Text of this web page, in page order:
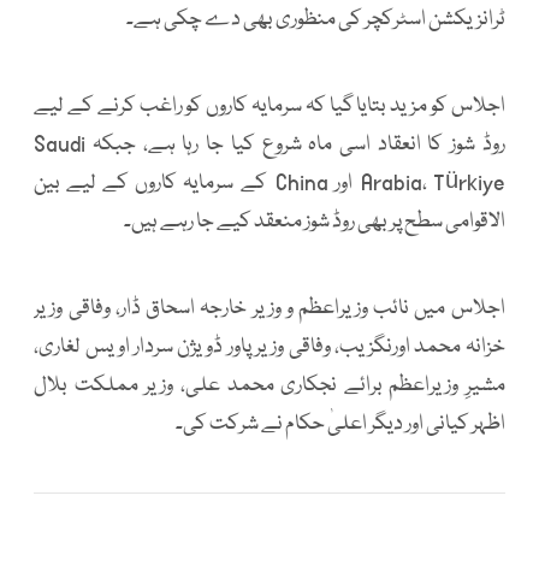
ٹرانزیکشن اسٹرکچر کی منظوری بھی دے چکی ہے۔
اجلاس کو مزید بتایا گیا کہ سرمایہ کاروں کو راغب کرنے کے لیے
روڈ شوز کا انعقاد اسی ماہ شروع کیا جا رہا ہے، جبکہ Saudi
Arabia، Türkiye اور China کے سرمایہ کاروں کے لیے بین
الاقوامی سطح پر بھی روڈ شوز منعقد کیے جا رہے ہیں۔
اجلاس میں نائب وزیراعظم و وزیر خارجہ اسحاق ڈار، وفاقی وزیر
خزانہ محمد اورنگزیب، وفاقی وزیر پاور ڈویژن سردار اویس لغاری،
مشیرِ وزیراعظم برائے نجکاری محمد علی، وزیر مملکت بلال
اظہر کیانی اور دیگر اعلیٰ حکام نے شرکت کی۔